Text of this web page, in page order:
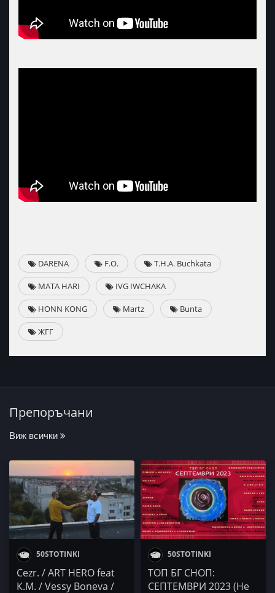
DARENA F.O. T.H.A. Buchkata
MATA HARI IVG IWCHAKA
HONN KONG Martz Bunta
ЖГГ
Препоръчани
Виж всички
50STOTINKI
Cezr. / ART HERO feat
К.М. / Vessy Boneva /
50STOTINKI
ТОП БГ СНОП:
СЕПТЕМВРИ 2023 (Не